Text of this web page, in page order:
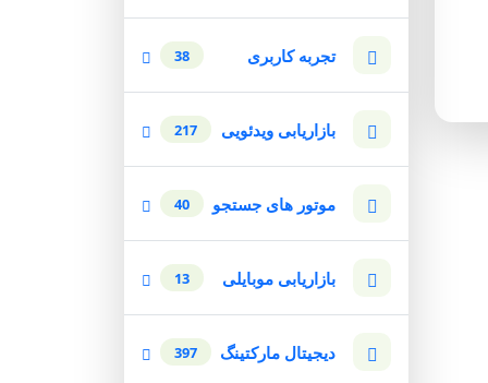
تجربه کاربری 38
بازاریابی ویدئویی 217
موتور های جستجو 40
بازاریابی موبایلی 13
دیجیتال مارکتینگ 397